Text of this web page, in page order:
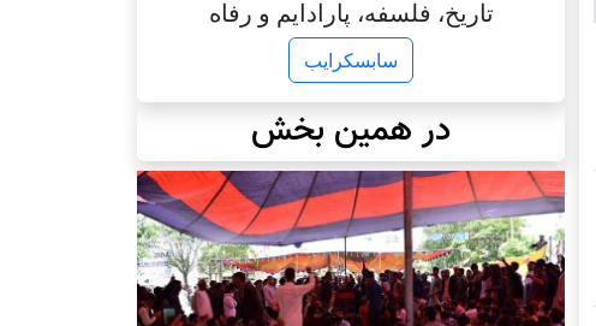
تاریخ، فلسفه، پارادایم و رفاه
سابسکرایب
در همین بخش